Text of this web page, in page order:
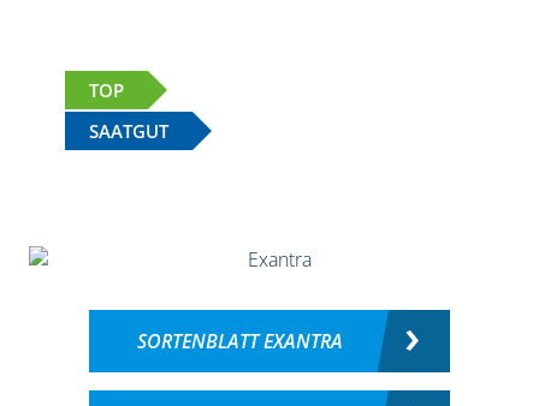
TOP
SAATGUT
SORTENBLATT EXANTRA